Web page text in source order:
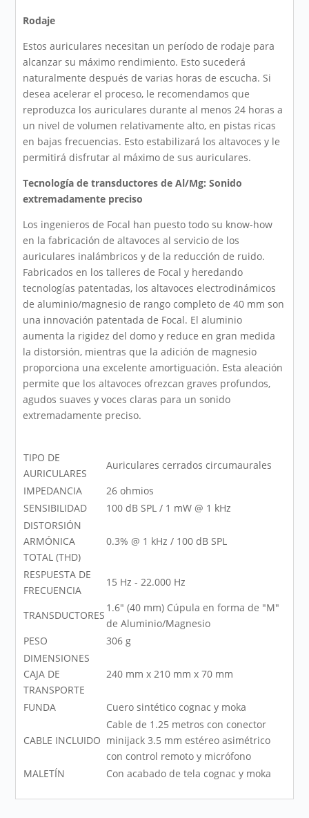
Rodaje
Estos auriculares necesitan un período de rodaje para
alcanzar su máximo rendimiento. Esto sucederá
naturalmente después de varias horas de escucha. Si
desea acelerar el proceso, le recomendamos que
reproduzca los auriculares durante al menos 24 horas a
un nivel de volumen relativamente alto, en pistas ricas
en bajas frecuencias. Esto estabilizará los altavoces y le
permitirá disfrutar al máximo de sus auriculares.
Tecnología de transductores de Al/Mg: Sonido
extremadamente preciso
Los ingenieros de Focal han puesto todo su know-how
en la fabricación de altavoces al servicio de los
auriculares inalámbricos y de la reducción de ruido.
Fabricados en los talleres de Focal y heredando
tecnologías patentadas, los altavoces electrodinámicos
de aluminio/magnesio de rango completo de 40 mm son
una innovación patentada de Focal. El aluminio
aumenta la rigidez del domo y reduce en gran medida
la distorsión, mientras que la adición de magnesio
proporciona una excelente amortiguación. Esta aleación
permite que los altavoces ofrezcan graves profundos,
agudos suaves y voces claras para un sonido
extremadamente preciso.
TIPO DE
AURICULARES
Auriculares cerrados circumaurales
IMPEDANCIA
26 ohmios
SENSIBILIDAD
100 dB SPL / 1 mW @ 1 kHz
DISTORSIÓN
ARMÓNICA
TOTAL (THD)
0.3% @ 1 kHz / 100 dB SPL
RESPUESTA DE
FRECUENCIA
15 Hz - 22.000 Hz
TRANSDUCTORES
1.6" (40 mm) Cúpula en forma de "M"
de Aluminio/Magnesio
PESO
306 g
DIMENSIONES
CAJA DE
TRANSPORTE
240 mm x 210 mm x 70 mm
FUNDA Cuero sintético cognac y moka
CABLE INCLUIDO
Cable de 1.25 metros con conector
minijack 3.5 mm estéreo asimétrico
con control remoto y micrófono
MALETÍN
Con acabado de tela cognac y moka